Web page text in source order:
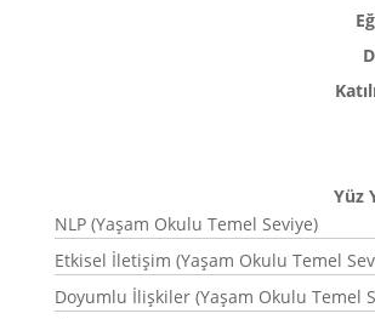
Yüz
NLP (Yaşam Okulu Temel Seviye)
Etkisel İletişim (Yaşam Okulu Temel
Doyumlu İlişkiler (Yaşam Okulu Temel